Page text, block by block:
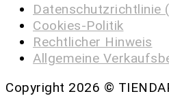
Datenschutzrichtlinie
Cookies-Politik
Rechtlicher Hinweis
Allgemeine
Copyright 2026 ©